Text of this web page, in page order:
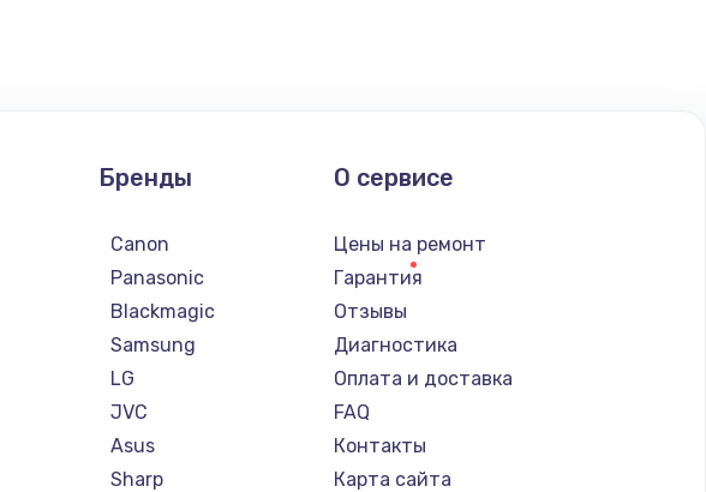
Бренды
Canon
Panasonic
Blackmagic
Samsung
LG
JVC
Asus
Sharp
О сервисе
Цены на ремонт
Гарантия
Отзывы
Диагностика
Оплата и доставка
FAQ
Контакты
Карта сайта